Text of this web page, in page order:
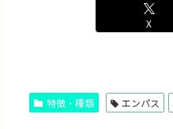
X
特徴・種類 エンパス